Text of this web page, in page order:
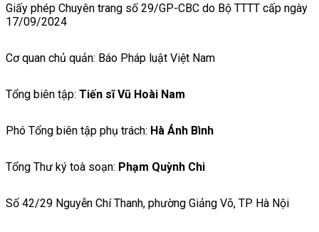
Giấy phép Chuyên trang số 29/GP-CBC do Bộ TTTT cấp ngày
17/09/2024
Cơ quan chủ quản: Báo Pháp luật Việt Nam
Tổng biên tập: Tiến sĩ Vũ Hoài Nam
Phó Tổng biên tập phụ trách: Hà Ánh Bình
Tổng Thư ký toà soạn: Phạm Quỳnh Chi
Số 42/29 Nguyễn Chí Thanh, phường Giảng Võ, TP Hà Nội